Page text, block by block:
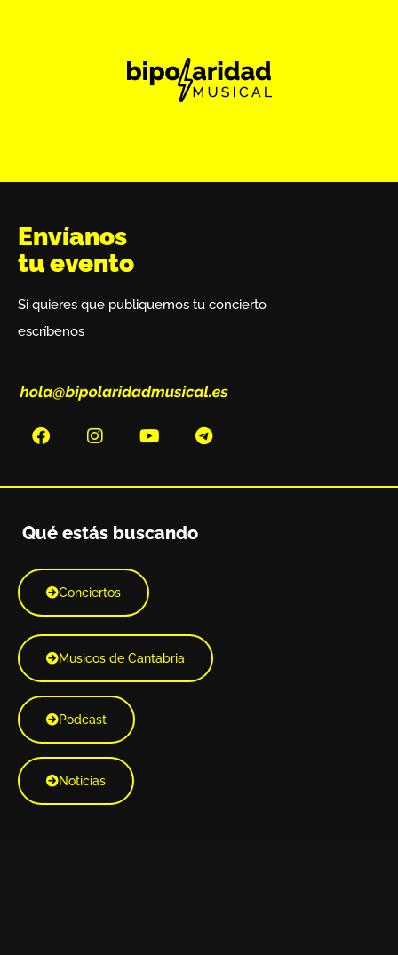
Envíanos
tu evento
Si quieres que publiquemos tu concierto
escríbenos
Qué estás buscando
Conciertos
Musicos de Cantabria
Podcast
Noticias